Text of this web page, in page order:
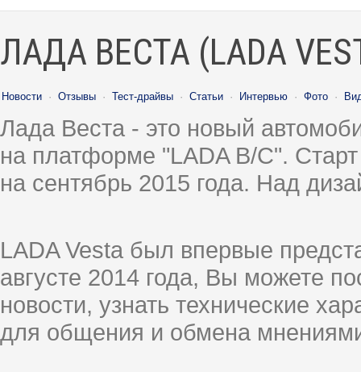
ЛАДА ВЕСТА (LADA
Новости · Отзывы · Тест-драйвы · Статьи · Интервью · Фото ·
Лада Веста - это новый
на платформе "LADA B/C".
на сентябрь 2015 года. Над
LADA Vesta был впервые
августе 2014 года, Вы можете
новости, узнать технические
для общения и обмена